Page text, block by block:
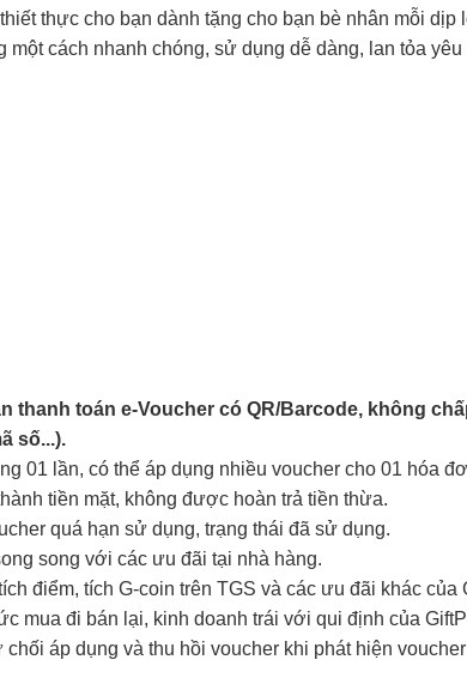
thực cho bạn dành tặng cho bạn bè nhân mỗi
một cách nhanh chóng, sử dụng dễ dàng, lan tỏa
thanh toán e-Voucher có QR/Barcode, không
số...).
01 lần, có thể áp dụng nhiều voucher cho 01 hóa
tiền mặt, không được hoàn trả tiền thừa.
quá hạn sử dụng, trạng thái đã sử dụng.
song với các ưu đãi tại nhà hàng.
điểm, tích G-coin trên TGS và các ưu đãi khác của
mua đi bán lại, kinh doanh trái với qui định của
chối áp dụng và thu hồi voucher khi phát hiện